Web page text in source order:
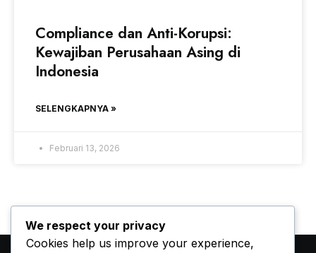
Compliance dan Anti-Korupsi:
Kewajiban Perusahaan Asing di
Indonesia
SELENGKAPNYA »
Februari 13, 2026
We respect your privacy
Cookies help us improve your experience,